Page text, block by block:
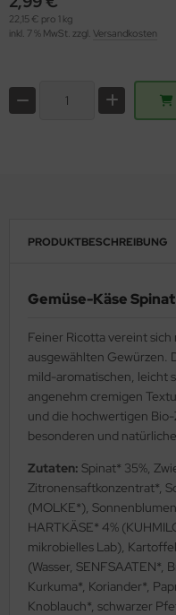
22,15 € pro 1 kg
inkl. 7 % MwSt. zzgl. Versandkosten
PRODUKTBESCHREIBUNG
Gemüse-Käse
Feiner Ricotta vereint
ausgewählten Gewürzen.
mild-aromatischen, leicht
angenehm cremigen
und die hochwertigen
besonderen und
Zutaten: Spinat* 35%,
Zitronensaftkonzentrat*,
(MOLKE*),
HARTKÄSE* 4%
mikrobielles Lab),
(Wasser, SENFSAATEN*,
Kurkuma*, Koriander*,
Knoblauch*, schwarzer